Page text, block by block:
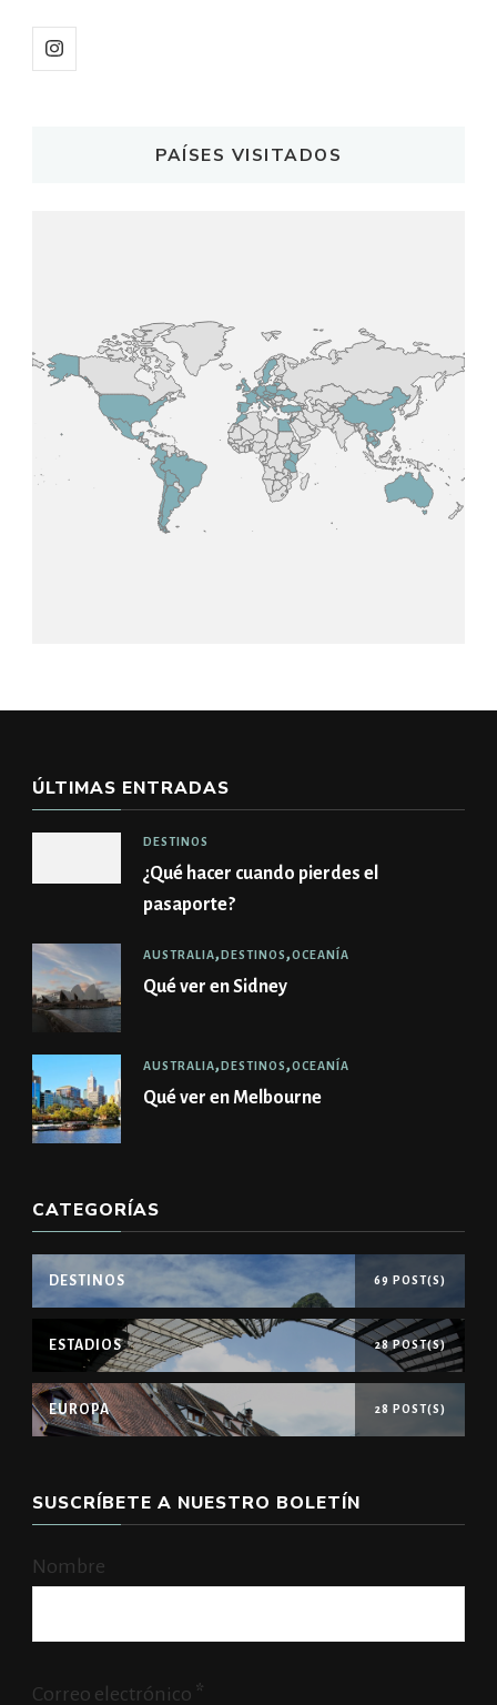
PAÍSES VISITADOS
ÚLTIMAS ENTRADAS
DESTINOS
¿Qué hacer cuando pierdes el
pasaporte?
AUSTRALIA DESTINOS OCEANÍA
Qué ver en Sidney
AUSTRALIA DESTINOS OCEANÍA
Qué ver en Melbourne
CATEGORÍAS
DESTINOS 69 POST(S)
ESTADIOS 28 POST(S)
EUROPA 28 POST(S)
SUSCRÍBETE A NUESTRO BOLETÍN
Nombre
Correo electrónico *